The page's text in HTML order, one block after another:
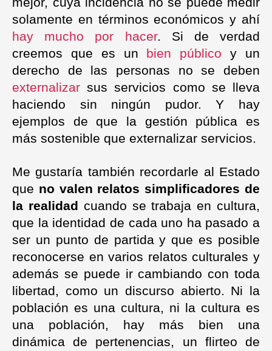
solamente en términos económicos y ahí
hay mucho por hacer. Si de verdad
creemos que es un bien público y un
derecho de las personas no se deben
externalizar sus servicios como se lleva
haciendo sin ningún pudor. Y hay
ejemplos de que la gestión pública es
más sostenible que externalizar servicios.
Me gustaría también recordarle al Estado
que no valen relatos simplificadores de
la realidad cuando se trabaja en cultura,
que la identidad de cada uno ha pasado a
ser un punto de partida y que es posible
reconocerse en varios relatos culturales y
además se puede ir cambiando con toda
libertad, como un discurso abierto. Ni la
población es una cultura, ni la cultura es
una población, hay más bien una
dinámica de pertenencias, un flirteo de